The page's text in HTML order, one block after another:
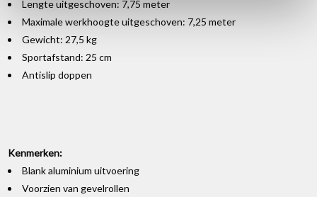
Lengte uitgeschoven: 7,75 meter
Maximale werkhoogte uitgeschoven: 7,25 meter
Gewicht: 27,5 kg
Sportafstand: 25 cm
Antislip doppen
Kenmerken:
Blank aluminium uitvoering
Voorzien van gevelrollen